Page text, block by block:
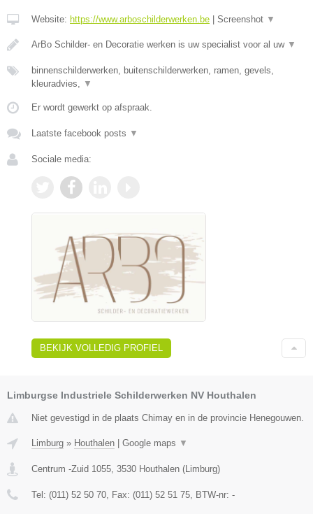
Website: https://www.arboschilderwerken.be Screenshot ▼
ArBo Schilder- en Decoratie werken is uw specialist voor al uw ▼
binnenschilderwerken, buitenschilderwerken, ramen, gevels,
kleuradvies, ▼
Er wordt gewerkt op afspraak.
Laatste facebook posts ▼
Sociale media:
BEKIJK VOLLEDIG PROFIEL
Limburgse Industriele Schilderwerken NV Houthalen
Niet gevestigd in de plaats Chimay en in de provincie Henegouwen.
Limburg » Houthalen Google maps ▼
Centrum -Zuid 1055 3530 Houthalen ( Limburg)
Tel: (011) 52 50 70 , Fax: (011) 52 51 75 , BTW-nr: -